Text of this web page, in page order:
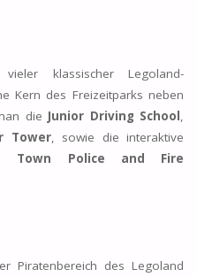
klassischer Legoland-
Kern des Freizeitparks neben
die Junior Driving School,
Tower, sowie die interaktive
Town Police and Fire
Piratenbereich des Legoland